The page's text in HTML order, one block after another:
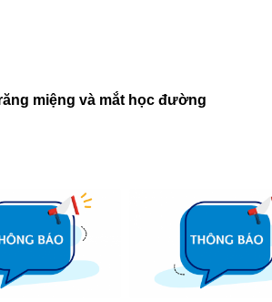
miệng và mắt học đường